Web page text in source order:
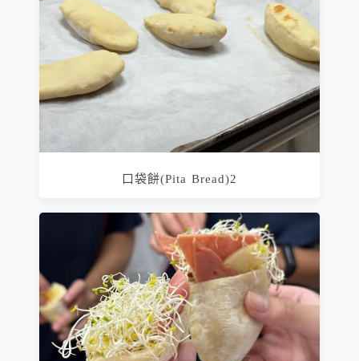
口袋餅(Pita Bread)2